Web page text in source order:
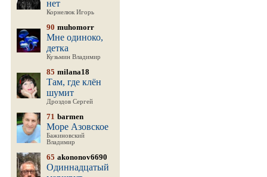
нет
Корнелюк Игорь
90 muhomorr
Мне одиноко,
детка
Кузьмин Владимир
85 milana18
Там, где клён
шумит
Дроздов Сергей
71 barmen
Море Азовское
Бажиновский
Владимир
65 akononov6690
Одиннадцатый